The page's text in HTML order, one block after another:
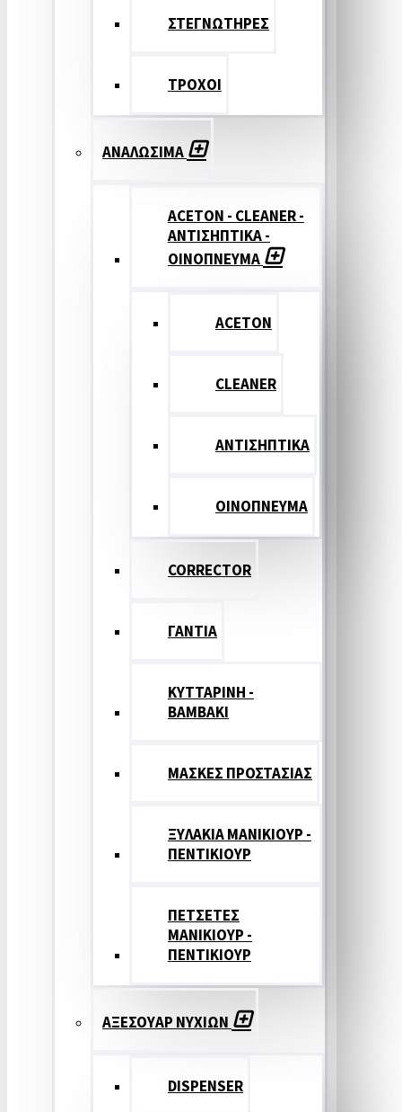
ΣΤΕΓΝΩΤΗΡΕΣ
ΤΡΟΧΟΙ
ΑΝΑΛΩΣΙΜΑ
ACETON - CLEANER -
ΑΝΤΙΣΗΠΤΙΚΑ -
ΟΙΝΟΠΝΕΥΜΑ
ACETON
CLEANER
ΑΝΤΙΣΗΠΤΙΚΑ
ΟΙΝΟΠΝΕΥΜΑ
CORRECTOR
ΓΑΝΤΙΑ
ΚΥΤΤΑΡΙΝΗ -
ΒΑΜΒΑΚΙ
ΜΑΣΚΕΣ ΠΡΟΣΤΑΣΙΑΣ
ΞΥΛΑΚΙΑ ΜΑΝΙΚΙΟΥΡ -
ΠΕΝΤΙΚΙΟΥΡ
ΠΕΤΣΕΤΕΣ
ΜΑΝΙΚΙΟΥΡ -
ΠΕΝΤΙΚΙΟΥΡ
ΑΞΕΣΟΥΑΡ ΝΥΧΙΩΝ
DISPENSER